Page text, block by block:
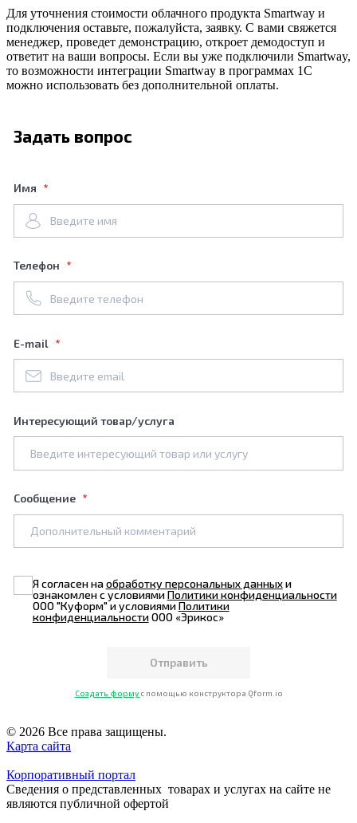
Для уточнения стоимости облачного продукта Smartway и
подключения оставьте, пожалуйста, заявку. С вами свяжется
менеджер, проведет демонстрацию, откроет демодоступ и
ответит на ваши вопросы. Если вы уже подключили Smartway,
то возможности интеграции Smartway в программах 1С
можно использовать без дополнительной оплаты.
Задать вопрос
Имя
Телефон
E-mail
Интересующий товар/услуга
Сообщение
Я согласен наобработку персональных данныхи
ознакомлен с условиямиПолитики конфиденциальности
ООО "Куформ" и условиямиПолитики
конфиденциальностиООО «Эрикос»
Создать форму с помощью конструктора Qform.io
© 2026 Все права защищены.
Карта сайта
Корпоративный портал
Сведения о представленных товарах и услугах на сайте не
являются публичной офертой